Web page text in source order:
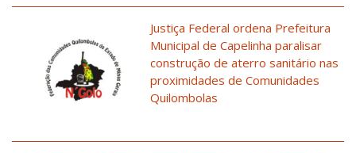
Justiça Federal ordena Prefeitura
Municipal de Capelinha paralisar
construção de aterro sanitário nas
proximidades de Comunidades
Quilombolas